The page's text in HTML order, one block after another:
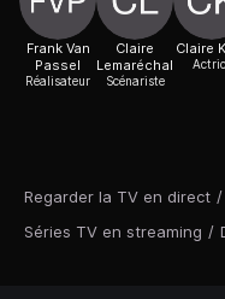
Regarder la TV en direct /
Séries TV en streaming /
Frank Van
Passel
Réalisateur
Claire
Lemaréchal
Scénariste
Claire